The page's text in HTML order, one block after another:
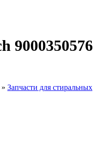
9000350576
» Запчасти для стиральных